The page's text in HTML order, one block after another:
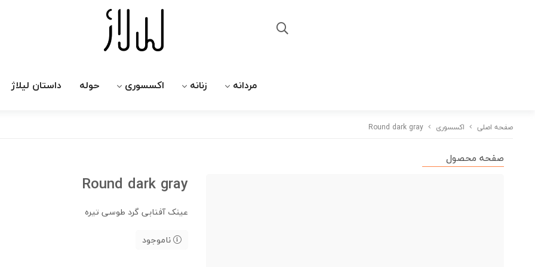
مردانه زنانه اکسسوری حوله داستان لیلاژ
صفحه اصلی اکسسوری
صفحه محصول
Round dark gray
عینک آفتابی گرد طوسی تیره
ناموجود